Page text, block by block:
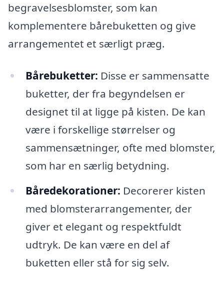
begravelsesblomster, som kan
komplementere bårebuketten og give
arrangementet et særligt præg.
Bårebuketter: Disse er sammensatte
buketter, der fra begyndelsen er
designet til at ligge på kisten. De kan
være i forskellige størrelser og
sammensætninger, ofte med blomster,
som har en særlig betydning.
Båredekorationer: Decorerer kisten
med blomsterarrangementer, der
giver et elegant og respektfuldt
udtryk. De kan være en del af
buketten eller stå for sig selv.